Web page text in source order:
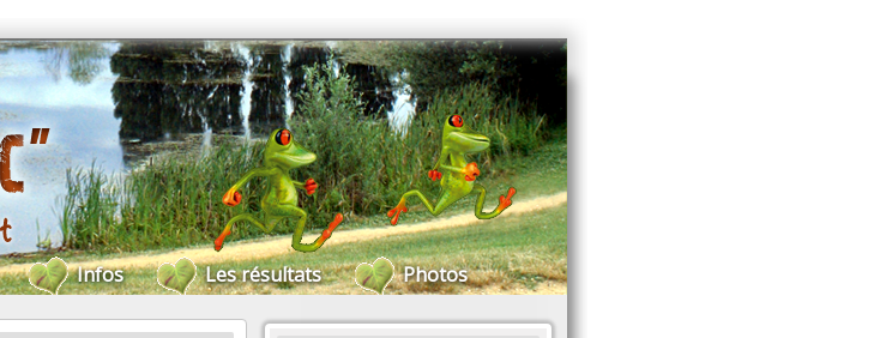
Infos Les résultats Photos